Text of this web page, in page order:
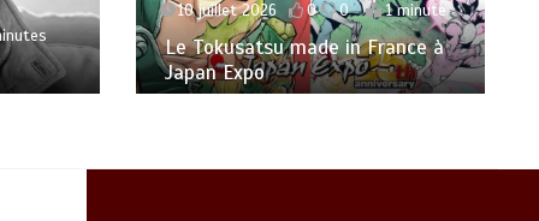
1 minute
à
2 minutes
Kamen Rider Kabuto 20th :
Trailer Officiel